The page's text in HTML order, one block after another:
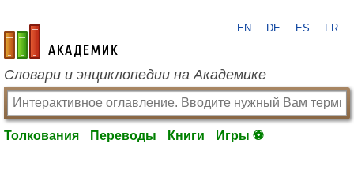
academic.ru
EN DE ES FR
Словари и энциклопедии на Академике
Толкования Переводы Книги Игры ⚽